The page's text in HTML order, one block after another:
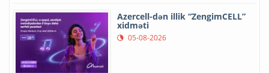
Azercell-dən illik “ZengimCELL”
xidməti
05-08-2026